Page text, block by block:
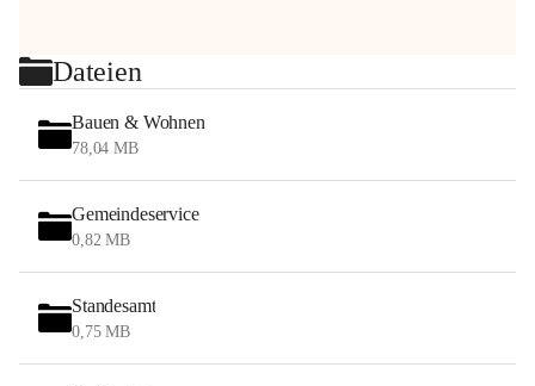
Dateien
Bauen & Wohnen
78,04 MB
Gemeindeservice
0,82 MB
Standesamt
0,75 MB